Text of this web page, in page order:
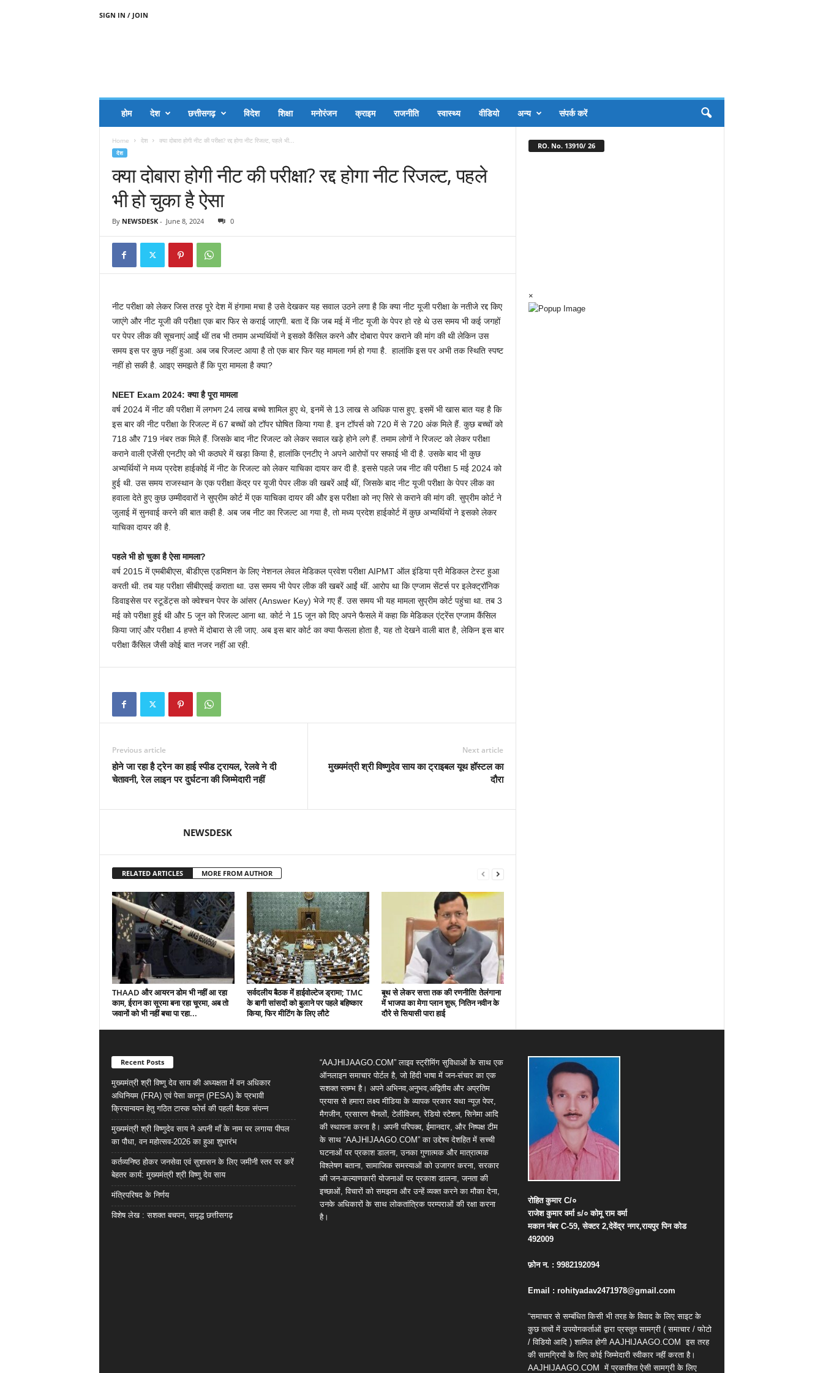
SIGN IN / JOIN
होम देश छत्तीसगढ़ विदेश शिक्षा मनोरंजन क्राइम राजनीति स्वास्थ्य वीडियो अन्य संपर्क करें
Home देश क्‍या दोबारा होगी नीट की परीक्षा? रद्द होगा नीट रिजल्‍ट, पहले भी...
देश
क्‍या दोबारा होगी नीट की परीक्षा? रद्द होगा नीट रिजल्‍ट, पहले
भी हो चुका है ऐसा
By NEWSDESK- June 8, 2024 0
नीट परीक्षा को लेकर जिस तरह पूरे देश में हंगामा मचा है उसे देखकर यह सवाल उठने लगा है कि क्‍या नीट यूजी परीक्षा के नतीजे रद्द किए
जाएंगे और नीट यूजी की परीक्षा एक बार फिर से कराई जाएगी. बता दें कि जब मई में नीट यूजी के पेपर हो रहे थे उस समय भी कई जगहों
पर पेपर लीक की सूचनाएं आईं थीं तब भी तमाम अभ्‍यर्थियों ने इसको कैंसिल करने और दोबारा पेपर कराने की मांग की थी लेकिन उस
समय इस पर कुछ नहीं हुआ. अब जब रिजल्‍ट आया है तो एक बार फिर यह मामला गर्म हो गया है. हालांकि इस पर अभी तक स्‍थिति स्‍पष्‍ट
नहीं हो सकी है. आइए समझते हैं कि पूरा मामला है क्‍या?
NEET Exam 2024: क्‍या है पूरा मामला
वर्ष 2024 में नीट की परीक्षा में लगभग 24 लाख बच्‍चे शामिल हुए थे, इनमें से 13 लाख से अधिक पास हुए. इसमें भी खास बात यह है कि
इस बार की नीट परीक्षा के रिजल्‍ट में 67 बच्‍चों को टॉपर घोषित किया गया है. इन टॉपर्स को 720 में से 720 अंक मिले हैं. कुछ बच्‍चों को
718 और 719 नंबर तक मिले हैं. जिसके बाद नीट रिजल्‍ट को लेकर सवाल खड़े होने लगे हैं. तमाम लोगों ने रिजल्‍ट को लेकर परीक्षा
कराने वाली एजेंसी एनटीए को भी कठघरे में खड़ा किया है, हालांकि एनटीए ने अपने आरोपों पर सफाई भी दी है. उसके बाद भी कुछ
अभ्‍यर्थियों ने मध्‍य प्रदेश हाईकोई में नीट के रिजल्‍ट को लेकर याचिका दायर कर दी है. इससे पहले जब नीट की परीक्षा 5 मई 2024 को
हुई थी. उस समय राजस्‍थान के एक परीक्षा केंद्र पर यूजी पेपर लीक की खबरें आईं थीं, जिसके बाद नीट यूजी परीक्षा के पेपर लीक का
हवाला देते हुए कुछ उम्‍मीदवारों ने सुप्रीम कोर्ट में एक याचिका दायर की और इस परीक्षा को नए सिरे से कराने की मांग की. सुप्रीम कोर्ट ने
जुलाई में सुनवाई करने की बात कही है. अब जब नीट का रिजल्‍ट आ गया है, तो मध्‍य प्रदेश हाईकोर्ट में कुछ अभ्‍यर्थियों ने इसको लेकर
याचिका दायर की है.
पहले भी हो चुका है ऐसा मामला?
वर्ष 2015 में एमबीबीएस, बीडीएस एडमिशन के लिए नेशनल लेवल मेडिकल प्रवेश परीक्षा AIPMT ऑल इंडिया प्री मेडिकल टेस्ट हुआ
करती थी. तब यह परीक्षा सीबीएसई कराता था. उस समय भी पेपर लीक की खबरें आईं थीं. आरोप था कि एग्‍जाम सेंटर्स पर इलेक्ट्रॉनिक
डिवाइसेस पर स्टूडेंट्स को क्वेश्चन पेपर के आंसर (Answer Key) भेजे गए हैं. उस समय भी यह मामला सुप्रीम कोर्ट पहुंचा था. तब 3
मई को परीक्षा हुई थी और 5 जून को रिजल्‍ट आना था. कोर्ट ने 15 जून को दिए अपने फैसले में कहा कि मेडिकल एंट्रेंस एग्जाम कैंसिल
किया जाएं और परीक्षा 4 हफ्ते में दोबारा से ली जाए. अब इस बार कोर्ट का क्‍या फैसला होता है, यह तो देखने वाली बात है, लेकिन इस बार
परीक्षा कैंसिल जैसी कोई बात नजर नहीं आ रही.
Previous article
होने जा रहा है ट्रेन का हाई स्पीड ट्रायल, रेलवे ने दी
चेतावनी, रेल लाइन पर दुर्घटना की जिम्‍मेदारी नहीं
Next article
मुख्यमंत्री श्री विष्णुदेव साय का ट्राइबल यूथ हॉस्टल का
दौरा
NEWSDESK
RELATED ARTICLES MORE FROM AUTHOR
THAAD और आयरन डोम भी नहीं आ रहा
काम, ईरान का सूरमा बना रहा चूरमा, अब तो
जवानों को भी नहीं बचा पा रहा...
सर्वदलीय बैठक में हाईवोल्टेज ड्रामा; TMC
के बागी सांसदों को बुलाने पर पहले बहिष्कार
किया, फिर मीटिंग के लिए लौटे
बूथ से लेकर सत्ता तक की रणनीति! तेलंगाना
में भाजपा का मेगा प्लान शुरू, नितिन नवीन के
दौरे से सियासी पारा हाई
RO. No. 13910/ 26
×
Recent Posts
मुख्यमंत्री श्री विष्णु देव साय की अध्यक्षता में वन अधिकार
अधिनियम (FRA) एवं पेसा कानून (PESA) के प्रभावी
क्रियान्वयन हेतु गठित टास्क फोर्स की पहली बैठक संपन्न
मुख्यमंत्री श्री विष्णुदेव साय ने अपनी माँ के नाम पर लगाया पीपल
का पौधा, वन महोत्सव-2026 का हुआ शुभारंभ
कर्तव्यनिष्ठ होकर जनसेवा एवं सुशासन के लिए जमीनी स्तर पर करें
बेहतर कार्य: मुख्यमंत्री श्री विष्णु देव साय
मंत्रिपरिषद के निर्णय
विशेष लेख : सशक्त बचपन, समृद्ध छत्तीसगढ़
“AAJHIJAAGO.COM” लाइव स्ट्रीमिंग सुविधाओं के साथ एक
ऑनलाइन समाचार पोर्टल है, जो हिंदी भाषा में जन-संचार का एक
सशक्त स्तम्भ है। अपने अभिनव,अनुभव,अद्वितीय और अप्रतिम
प्रयास से हमारा लक्ष्य मीडिया के व्यापक प्रकार यथा न्यूज़ पेपर,
मैगजीन, प्रसारण चैनलों, टेलीविजन, रेडियो स्टेशन, सिनेमा आदि
की स्थापना करना है। अपनी परिपक्व, ईमानदार, और निष्पक्ष टीम
के साथ “AAJHIJAAGO.COM” का उद्देश्य देशहित में सच्ची
घटनाओं पर प्रकाश डालना, उनका गुणात्मक और मात्रात्मक
विश्लेषण बताना, सामाजिक समस्याओं को उजागर करना, सरकार
की जन-कल्याणकारी योजनाओं पर प्रकाश डालना, जनता की
इच्छाओं, विचारों को समझना और उन्हें व्यक्त करने का मौका देना,
उनके अधिकारों के साथ लोकतांत्रिक परम्पराओं की रक्षा करना
है।
रोहित कुमारC/०
राजेश कुमार वर्माs/० कोमू राम वर्मा
मकान नंबरC-59,सेक्टर2,देवेंद्र नगर,रायपुर पिन कोड
492009
फ़ोन न. : 9982192094
Email : rohityadav2471978@gmail.com
“समाचार से सम्बंधित किसी भी तरह के विवाद के लिए साइट के
कुछ तत्वों में उपयोगकर्ताओं द्वारा प्रस्तुत सामग्री ( समाचार / फोटो
/ विडियो आदि ) शामिल होगी AAJHIJAAGO.COM इस तरह
की सामग्रियों के लिए कोई जिम्मेदारी स्वीकार नहीं करता है।
AAJHIJAAGO.COM में प्रकाशित ऐसी सामग्री के लिए